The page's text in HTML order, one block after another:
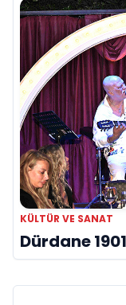
KÜLTÜR VE SANAT
Dürdane